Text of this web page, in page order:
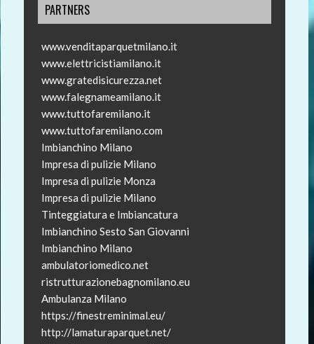
PARTNERS
www.venditaparquetmilano.it
www.elettricistiamilano.it
www.gratedisicurezza.net
www.falegnameamilano.it
www.tuttofaremilano.it
www.tuttofaremilano.com
Imbianchino Milano
Impresa di pulizie Milano
Impresa di pulizie Monza
Impresa di pulizie Milano
Tinteggiatura e Imbiancatura
Imbianchino Sesto San Giovanni
Imbianchino Milano
ambulatoriomedico.net
ristrutturazionebagnomilano.eu
Ambulanza Milano
https://finestreminimal.eu/
http://lamaturaparquet.net/